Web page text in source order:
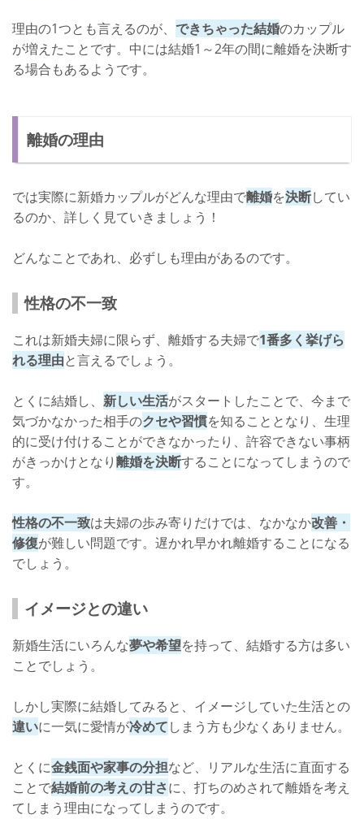
理由の1つとも言えるのが、 できちゃった結婚のカップル
が増えたことです。中には結婚1～2年の間に離婚を決断す
る場合もあるようです。
離婚の理由
では実際に新婚カップルがどんな理由で離婚を決断してい
るのか、詳しく見ていきましょう！
どんなことであれ、必ずしも理由があるのです。
性格の不一致
これは新婚夫婦に限らず、離婚する夫婦で1番多く挙げら
れる理由と言えるでしょう。
とくに結婚し、 新しい生活がスタートしたことで、今まで
気づかなかった相手のクセや習慣を知ることとなり、生理
的に受け付けることができなかったり、許容できない事柄
がきっかけとなり離婚を決断することになってしまうので
す。
性格の不一致は夫婦の歩み寄りだけでは、なかなか改善・
修復が難しい問題です。遅かれ早かれ離婚することになる
でしょう。
イメージとの違い
新婚生活にいろんな夢や希望を持って、結婚する方は多い
ことでしょう。
しかし実際に結婚してみると、イメージしていた生活との
違いに一気に愛情が冷めてしまう方も少なくありません。
とくに金銭面や家事の分担など、リアルな生活に直面する
ことで結婚前の考えの甘さに、打ちのめされて離婚を考え
てしまう理由になってしまうのです。